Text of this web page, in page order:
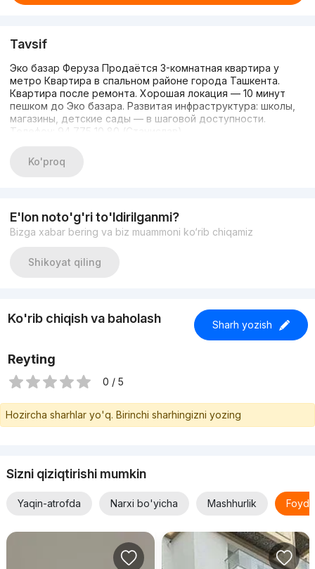
Tavsif
Эко базар Феруза Продаётся 3-комнатная квартира у
метро Квартира в спальном районе города Ташкента.
Квартира после ремонта. Хорошая локация — 10 минут
пешком до Эко базара. Развитая инфраструктура: школы,
магазины, детские сады — в шаговой доступности.
Телефон: 94 775 10 80 (Станислав)
Ko'proq
E'lon noto'g'ri to'ldirilganmi?
Bizga xabar bering va biz muammoni ko‘rib chiqamiz
Shikoyat qiling
Ko'rib chiqish va baholash Sharh yozish
Reyting
0 / 5
Hozircha sharhlar yo'q. Birinchi sharhingizni yozing
Sizni qiziqtirishi mumkin
Yaqin-atrofda Narxi bo'yicha Mashhurlik